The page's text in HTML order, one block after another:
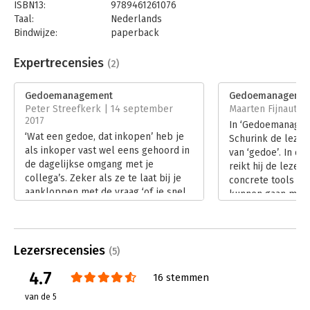
ISBN13:
9789461261076
Taal:
Nederlands
Bindwijze:
paperback
Uitgever:
Uitgeverij Haystack
Verschijningsdatum:
Hoofdrubriek: Algemeen management
Expertrecensies (2)
Gedoemanagement
Peter Streefkerk | 14 september
2017
‘Wat een gedoe, dat inkopen’ heb je
als inkoper vast wel eens gehoord in
de dagelijkse omgang met je
collega’s. Zeker als ze te laat bij je
aankloppen met de vraag ‘of je snel
zetten vol in op de aanval. Niet echt
contraproductief. Hoe je in dit soort
in het boek ‘Gedoemanagement’ van
Maarten Fijnaut |
In
Schurink de
van ‘gedoe’. In
reikt hij de lezer
concrete tools
kunnen gaan
Lezersrecensies (5)
4.7
van de 5
16 stemmen